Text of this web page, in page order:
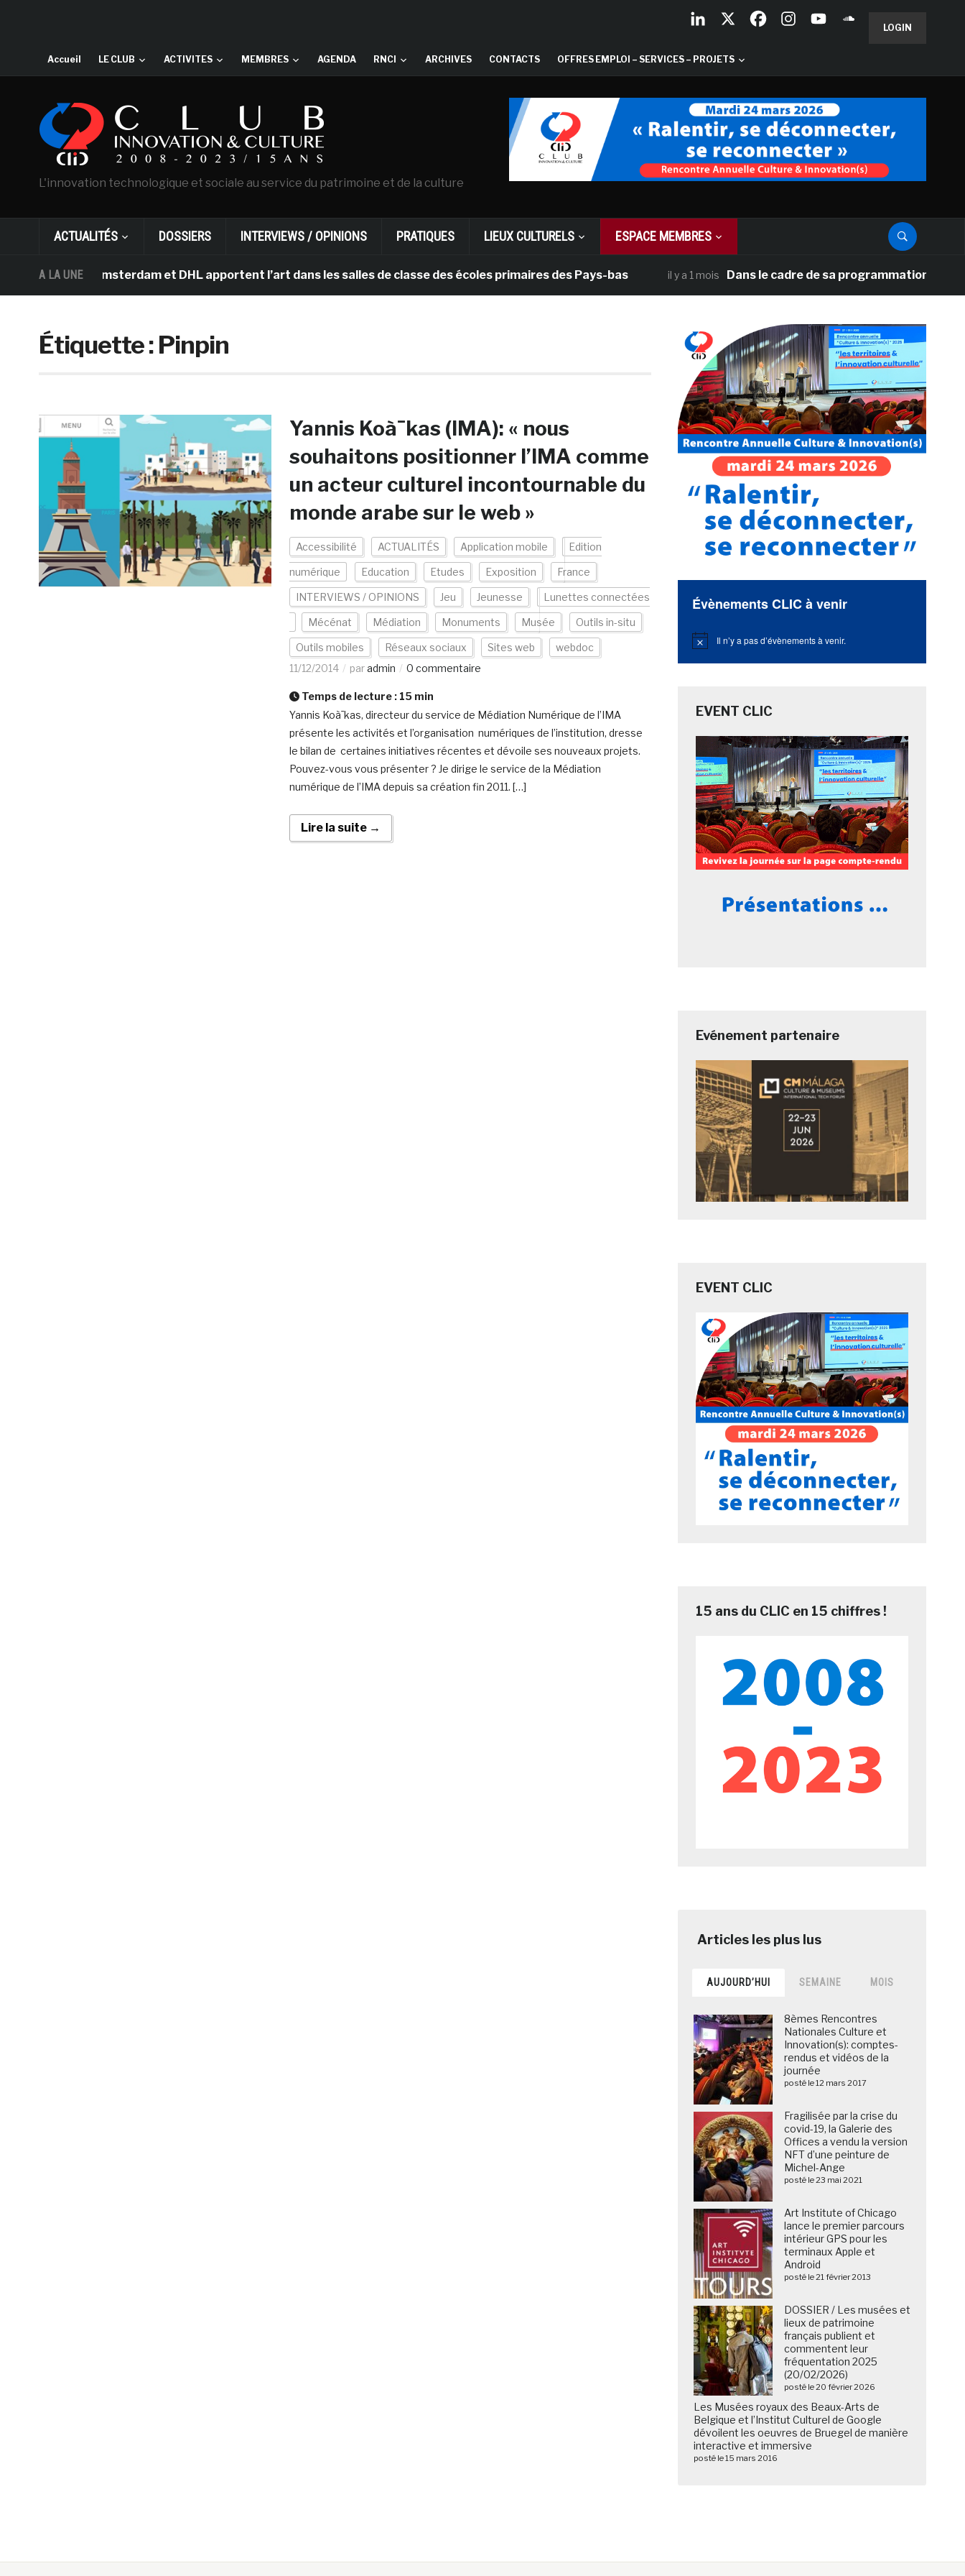
LOGIN
Accueil LE CLUB ACTIVITES MEMBRES AGENDA RNCI ARCHIVES CONTACTS OFFRES EMPLOI – SERVICES – PROJETS
L'innovation technologique et sociale au service du patrimoine et de la culture
ACTUALITÉS DOSSIERS INTERVIEWS / OPINIONS PRATIQUES LIEUX CULTURELS ESPACE MEMBRES
A LA UNE
Gogh d’Amsterdam et DHL apportent l’art dans les salles de classe des écoles primaires des Pays-bas il y a 1 mois Dans le cadre de sa programmation
Étiquette :Pinpin
Yannis Koà¯kas (IMA): « nous
souhaitons positionner l’IMA comme
un acteur culturel incontournable du
monde arabe sur le web »
Accessibilité ACTUALITÉS Application mobile Edition
numérique Education Etudes Exposition France
INTERVIEWS / OPINIONS Jeu Jeunesse Lunettes connectées
Mécénat Médiation Monuments Musée Outils in-situ
Outils mobiles Réseaux sociaux Sites web
webdoc
11/12/2014
paradmin 0 commentaire
Temps de lecture : 15 min
Yannis Koà¯kas, directeur du service de Médiation Numérique de l’IMA
présente les activités et l’organisation numériques de l’institution, dresse
le bilan de certaines initiatives récentes et dévoile ses nouveaux projets.
Pouvez-vous vous présenter ? Je dirige le service de la Médiation
numérique de l’IMA depuis sa création fin 2011. […]
Lire la suite →
Évènements CLIC à venir
Notice Il n’y a pas d’évènements à venir.
EVENT CLIC
Evénement partenaire
EVENT CLIC
15 ans du CLIC en 15 chiffres !
AUJOURD’HUI SEMAINE MOIS
8èmes Rencontres
Nationales Culture et
Innovation(s): comptes-
rendus et vidéos de la
journée
posté le 12 mars 2017
Fragilisée par la crise du
covid-19, la Galerie des
Offices a vendu la version
NFT d’une peinture de
Michel-Ange
posté le 23 mai 2021
Art Institute of Chicago
lance le premier parcours
intérieur GPS pour les
terminaux Apple et
Android
posté le 21 février 2013
DOSSIER / Les musées et
lieux de patrimoine
français publient et
commentent leur
fréquentation 2025
(20/02/2026)
posté le 20 février 2026
Les Musées royaux des Beaux-Arts de
Belgique et l’Institut Culturel de Google
dévoilent les oeuvres de Bruegel de manière
interactive et immersive
posté le 15 mars 2016